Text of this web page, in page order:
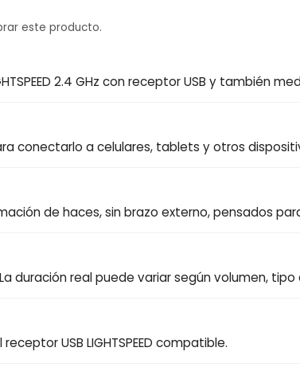
este producto.
2.4 GHz con receptor USB y también
conectarlo a celulares, tablets y otros
de haces, sin brazo externo, pensados
duración real puede variar según volumen,
USB LIGHTSPEED compatible.